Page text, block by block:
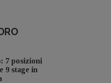
7 posizioni
9 stage in